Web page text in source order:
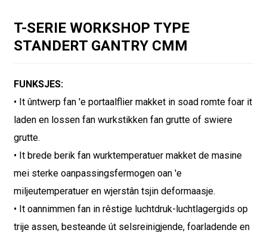
T-SERIE WORKSHOP TYPE
STANDERT GANTRY CMM
FUNKSJES:
• It ûntwerp fan 'e portaalflier makket in soad romte foar it
laden en lossen fan wurkstikken fan grutte of swiere
grutte.
• It brede berik fan wurktemperatuer makket de masine
mei sterke oanpassingsfermogen oan 'e
miljeutemperatuer en wjerstân tsjin deformaasje.
• It oannimmen fan in rêstige luchtdruk-luchtlagergids op
trije assen, besteande út selsreinigjende, foarladende en